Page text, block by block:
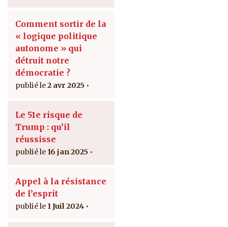
Comment sortir de la
« logique politique
autonome » qui
détruit notre
démocratie ?
2 avr 2025
Le 51e risque de
Trump : qu’il
réussisse
16 jan 2025
Appel à la résistance
de l’esprit
1 Juil 2024